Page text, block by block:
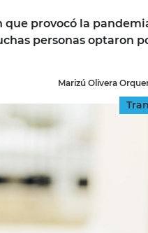
Management
Tecnología
que provocó la
personas optaron
Marizú Olivera